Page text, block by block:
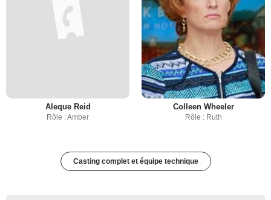
Aleque Reid
Rôle : Amber
Colleen Wheeler
Rôle : Ruth
Casting complet et équipe technique